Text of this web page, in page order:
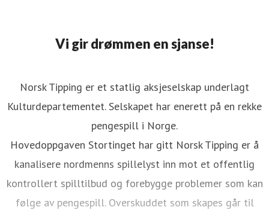
Vi gir drømmen en sjanse!
Norsk Tipping er et statlig aksjeselskap underlagt
Kulturdepartementet. Selskapet har enerett på en rekke
pengespill i Norge.
Hovedoppgaven Stortinget har gitt Norsk Tipping er å
kanalisere nordmenns spillelyst inn mot et offentlig
kontrollert spilltilbud og forebygge problemer som kan
følge av pengespill. Overskuddet som skapes går til